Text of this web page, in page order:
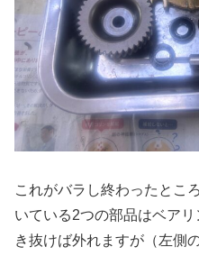
これがバラし終わったとこ
いている2つの部品はベアリ
き抜けば外れますが（左側